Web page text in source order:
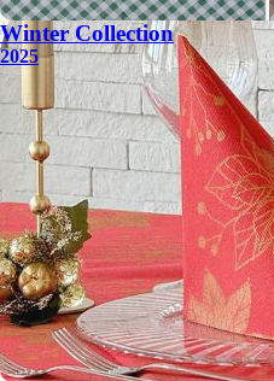
Winter Collection
2025